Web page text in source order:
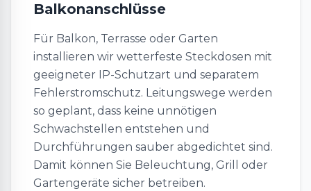
Balkonanschlüsse
Für Balkon, Terrasse oder Garten
installieren wir wetterfeste Steckdosen mit
geeigneter IP-Schutzart und separatem
Fehlerstromschutz. Leitungswege werden
so geplant, dass keine unnötigen
Schwachstellen entstehen und
Durchführungen sauber abgedichtet sind.
Damit können Sie Beleuchtung, Grill oder
Gartengeräte sicher betreiben.